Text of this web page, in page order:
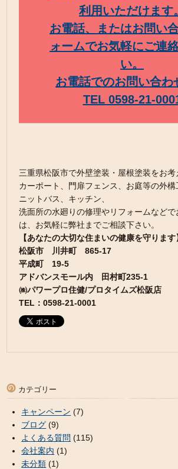
利用いただけます。
お電話、またはお問い
ォームでお気軽にご連
い。
お電話でのお問い合
TEL 0598-21-
三重県松阪市で外壁塗装・屋根塗装をお考
カーポート、門扉フェンス、お庭等の外
ニットバス、キッチン、
洗面所の水廻りの修理やリフォームなど
は、お気軽に弊社までご相談下さい。
【あなたの大切な住まいの健康を守ります
松阪市 川井町 865-17
平成町 19-5
アドバンスモール内 田村町235-1
㈱パワープロ住健/プロタイムズ松阪店
TEL：0598-21-0001
カテゴリー
キャンペーン (7)
ブログ (9)
よくある質問 (115)
会社案内 (1)
未分類 (1)